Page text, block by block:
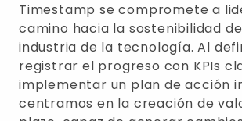
Timestamp se compromete a
camino hacia la sostenibilidad
industria de la tecnología. Al
registrar el progreso con KPIs
implementar un plan de acción
centramos en la creación de